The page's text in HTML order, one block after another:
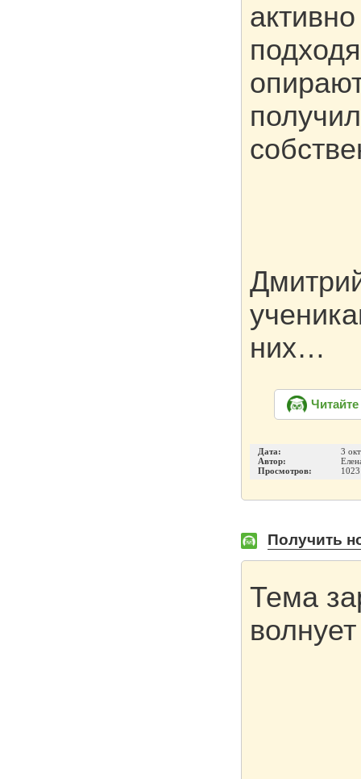
них…
Дата:
3
Автор:
Просмотров:
1023
Получить
Тема